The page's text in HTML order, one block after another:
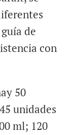
de
con
50
unidades
ml; 120